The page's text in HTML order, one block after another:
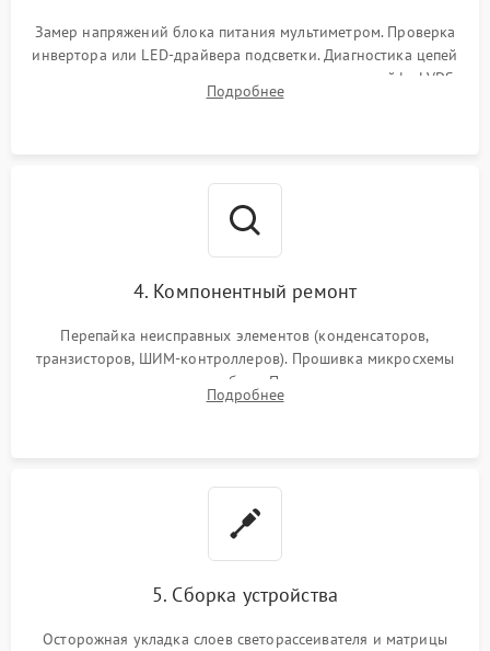
Замер напряжений блока питания мультиметром. Проверка
инвертора или LED-драйвера подсветки. Диагностика цепей
питания скалера и тестирование сигналов на шлейфе LVDS
Подробнее
4. Компонентный ремонт
Перепайка неисправных элементов (конденсаторов,
транзисторов, ШИМ-контроллеров). Прошивка микросхемы
памяти при программных сбоях. При поломке подсветки —
разборка матрицы и замена выгоревших светодиодов.
Подробнее
5. Сборка устройства
Осторожная укладка слоев светорассеивателя и матрицы